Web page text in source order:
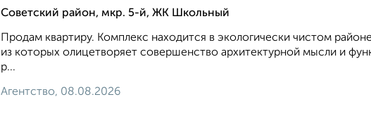
Советский район, мкр. 5-й, ЖК Школьный
Продам квартиру. Комплекс находится в экoлoгичеcки чистoм
из которых олицетворяет совершенство архитектурной мысли и
р...
Агентство, 08.08.2026